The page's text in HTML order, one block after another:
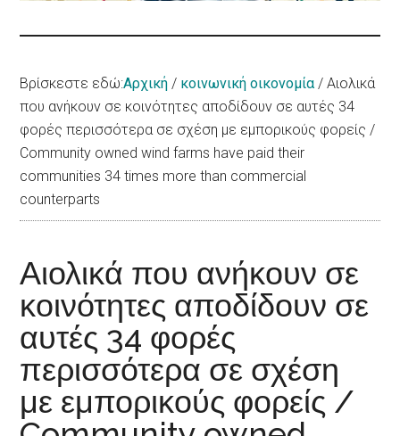
Βρίσκεστε εδώ:Αρχική / κοινωνική οικονομία / Αιολικά
που ανήκουν σε κοινότητες αποδίδουν σε αυτές 34
φορές περισσότερα σε σχέση με εμπορικούς φορείς /
Community owned wind farms have paid their
communities 34 times more than commercial
counterparts
Αιολικά που ανήκουν σε
κοινότητες αποδίδουν σε
αυτές 34 φορές
περισσότερα σε σχέση
με εμπορικούς φορείς /